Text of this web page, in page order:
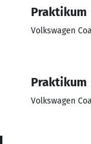
Praktikum
Volkswagen
Praktikum
Volkswagen